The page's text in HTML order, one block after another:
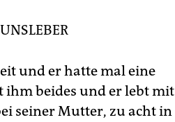
und er hatte mal eine
ihm beides und er lebt mit
seiner Mutter, zu acht in